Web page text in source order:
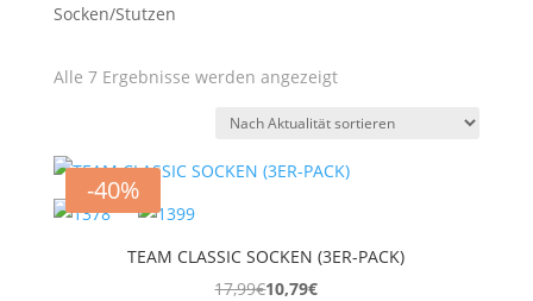
Socken/Stutzen
Alle 7 Ergebnisse werden angezeigtNach
sortiert
-40%
TEAM CLASSIC SOCKEN (3ER-PACK)
17,99€10,79€